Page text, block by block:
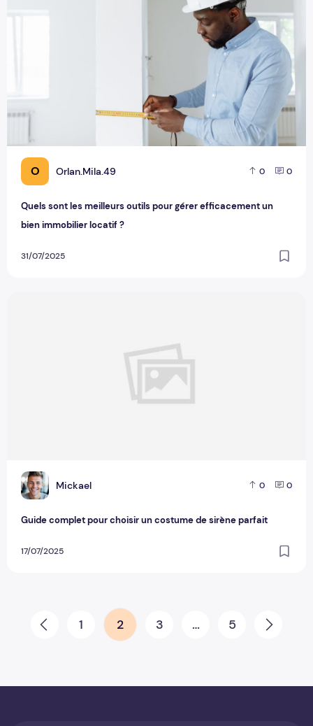
O Orlan.Mila.49 0 0
Quels sont les meilleurs outils pour gérer efficacement un
bien immobilier locatif ?
31/07/2025
M Mickael 0 0
Guide complet pour choisir un costume de sirène parfait
17/07/2025
Pagination des publications
Prev 1 2 3 … 5 Next